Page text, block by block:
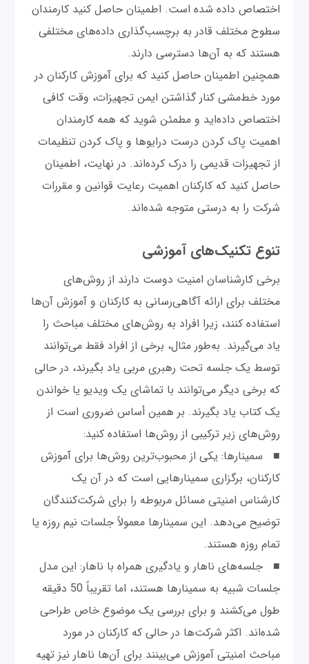
اختصاص داده شده است. اطمینان حاصل کنید کارمندان
سطوح مختلف قادر به برچسب‌گذاری داده‌های مختلفی
هستند که به آن‌ها دسترسی دارند.
همچنین اطمینان حاصل کنید که برای آموزش کارکنان در
مورد خط‌مشی کنار گذاشتن ایمن تجهیزات، وقت کافی
اختصاص داده‌اید و مطمئن شوید که همه کارمندان
اهمیت پاک کردن درست درایوها و پاک کردن تنظیمات
از تجهیزات قدیمی را درک کرده‌اند. در نهایت، اطمینان
حاصل کنید که کارکنان اهمیت رعایت قوانین و مقررات
شرکت را به درستی متوجه شده‌اند.
تنوع تکنیک‌های آموزشی
برخی کارشناسان امنیت دوست دارند از روش‌های
مختلف برای ارائه آگاهی‌رسانی به کارکنان و آموزش آن‌ها
استفاده کنند، زیرا افراد به روش‌های مختلف مباحث را
یاد می‌گیرند. به‌طور مثال، برخی از افراد فقط می‌توانند
توسط یک جلسه تحت رهبری مربی یاد بگیرند، در حالی
که برخی دیگر می‌توانند با تماشای یک ویدیو یا خواندن
یک کتاب یاد بگیرند. بر همین أساس ضروری است از
روش‌های زیر ترکیبی از روش‌ها استفاده کنید:
■ سمینارها: یکی از محبوب‌ترین روش‌ها برای آموزش
کارکنان، برگزاری سمینارهایی است که در آن یک
کارشناس امنیتی مسائل مربوطه را برای شرکت‌کنندگان
توضیح می‌دهد. این سمینارها معمولاً جلسات نیم روزه یا
تمام روزه هستند.
■ جلسه‌های ناهار و یادگیری همراه با ناهار: این مدل
جلسات شبیه به سمینارها هستند، اما تقریباً 50 دقیقه
طول می‌کشند و برای بررسی یک موضوع خاص طراحی
شده‌اند. اکثر شرکت‌ها در حالی که کارکنان در مورد
مباحث امنیتی آموزش می‌بینند برای آن‌ها ناهار نیز تهیه